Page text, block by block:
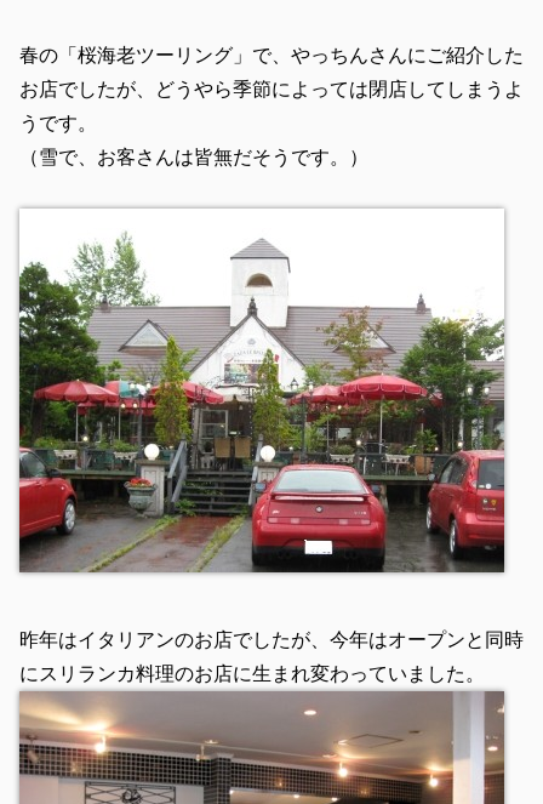
春の「桜海老ツーリング」で、やっちんさんにご紹介した
お店でしたが、どうやら季節によっては閉店してしまうよ
うです。
（雪で、お客さんは皆無だそうです。）
昨年はイタリアンのお店でしたが、今年はオープンと同時
にスリランカ料理のお店に生まれ変わっていました。